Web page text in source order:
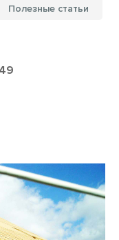
Полезные статьи